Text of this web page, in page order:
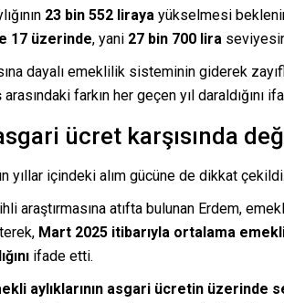
23 bin 552 liraya yükselmesi
17 üzerinde, yani 27 bin 700 lira
dayalı emeklilik sisteminin giderek
farkın her geçen yıl daraldığını
ücret karşısında
yıllar içindeki alım gücüne de dikkat çekildi.
araştırmasına atıfta bulunan Erdem,
Mart 2025 itibarıyla ortalama
ifade etti.
aylıklarının asgari ücretin üzerinde